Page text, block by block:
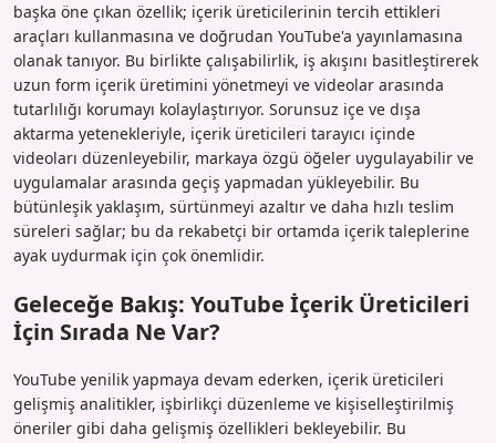
başka öne çıkan özellik; içerik üreticilerinin tercih ettikleri
araçları kullanmasına ve doğrudan YouTube'a yayınlamasına
olanak tanıyor. Bu birlikte çalışabilirlik, iş akışını basitleştirerek
uzun form içerik üretimini yönetmeyi ve videolar arasında
tutarlılığı korumayı kolaylaştırıyor. Sorunsuz içe ve dışa
aktarma yetenekleriyle, içerik üreticileri tarayıcı içinde
videoları düzenleyebilir, markaya özgü öğeler uygulayabilir ve
uygulamalar arasında geçiş yapmadan yükleyebilir. Bu
bütünleşik yaklaşım, sürtünmeyi azaltır ve daha hızlı teslim
süreleri sağlar; bu da rekabetçi bir ortamda içerik taleplerine
ayak uydurmak için çok önemlidir.
Geleceğe Bakış: YouTube İçerik Üreticileri
İçin Sırada Ne Var?
YouTube yenilik yapmaya devam ederken, içerik üreticileri
gelişmiş analitikler, işbirlikçi düzenleme ve kişiselleştirilmiş
öneriler gibi daha gelişmiş özellikleri bekleyebilir. Bu